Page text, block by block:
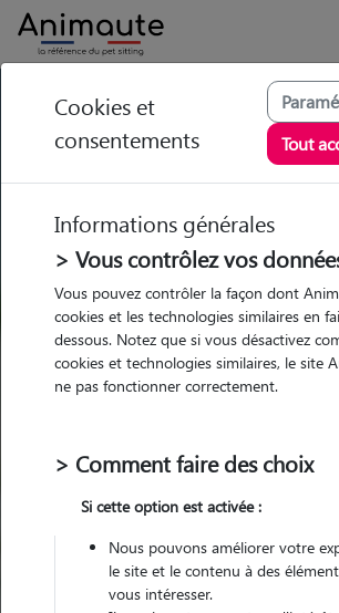
GARDE ANIMAUX à La Brède : Garde
ou à domicile, visites et
Trouvez une garde
La Brède
Parmi nos 14 pet-sitters à
Garde
chez le Pet Sitter
Garde
chez le Pet Sitter
Pour quel animal
Cookies et
consentements
Tout
Informations générales
> Vous contrôlez vos
Vous pouvez contrôler la façon dont
cookies et les technologies similaires en
dessous. Notez que si vous désactivez
cookies et technologies similaires, le site
ne pas fonctionner correctement.
> Comment faire des choix
Si cette option est activée :
Nous pouvons améliorer votre
le site et le contenu à des
vous intéresser.